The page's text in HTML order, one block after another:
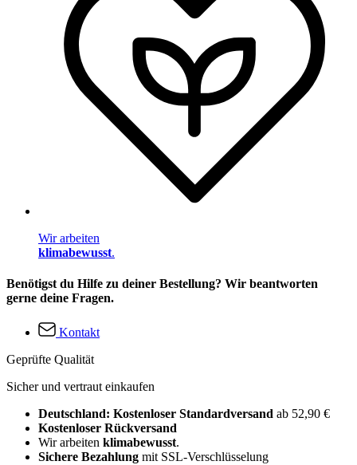
Wir arbeiten
klimabewusst.
Benötigst du Hilfe zu deiner Bestellung? Wir beantworten
gerne deine Fragen.
Kontakt
Geprüfte Qualität
Sicher und vertraut einkaufen
Deutschland: Kostenloser Standardversand ab 52,90 €
Kostenloser Rückversand
Wir arbeiten klimabewusst.
Sichere Bezahlung mit SSL-Verschlüsselung